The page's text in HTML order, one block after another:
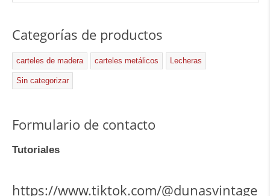
Categorías de productos
carteles de madera carteles metálicos Lecheras
Sin categorizar
Formulario de contacto
Tutoriales
https://www.tiktok.com/@dunasvintage